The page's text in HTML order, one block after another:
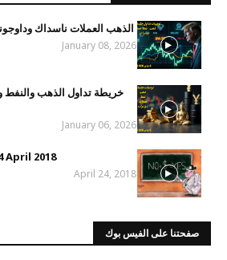
الذهب العملات ناسداك
January 08, 2026
خريطة تداول الذهب
January 06, 2026
April 2018
April 24, 2018
صفحتنا على الفيس بوك